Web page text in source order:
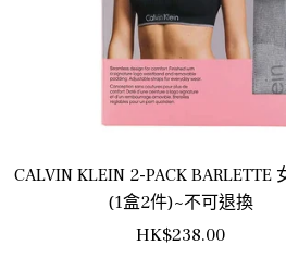
CALVIN KLEIN 2-PACK BARLETTE
(1盒2件)~不可退換
正
HK$238.00